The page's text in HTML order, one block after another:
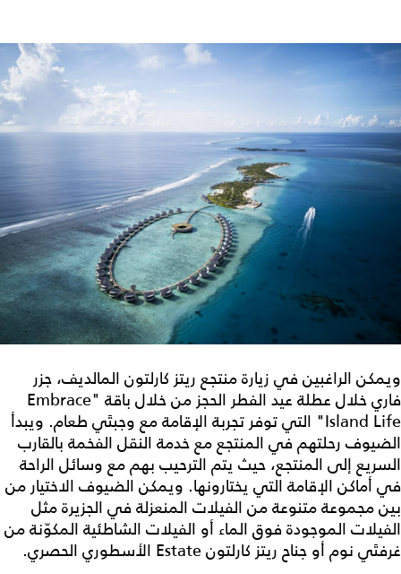
ويمكن الراغبين في زيارة منتجع ريتز كارلتون المالديف، جزر
فاري خلال عطلة عيد الفطر الحجز من خلال باقة "Embrace
Island Life" التي توفر تجربة الإقامة مع وجبتَي طعام. ويبدأ
الضيوف رحلتهم في المنتجع مع خدمة النقل الفخمة بالقارب
السريع إلى المنتجع، حيث يتم الترحيب بهم مع وسائل الراحة
في أماكن الإقامة التي يختارونها. ويمكن الضيوف الاختيار من
بين مجموعة متنوعة من الفيلات المنعزلة في الجزيرة مثل
الفيلات الموجودة فوق الماء أو الفيلات الشاطئية المكوّنة من
غرفتَي نوم أو جناح ريتز كارلتون Estate الأسطوري الحصري.